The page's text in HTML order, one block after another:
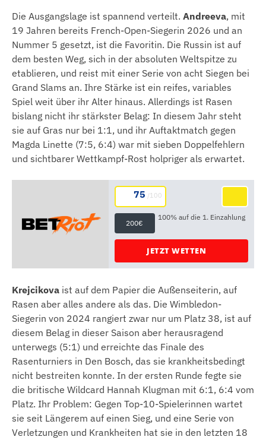
Die Ausgangslage ist spannend verteilt. Andreeva, mit
19 Jahren bereits French-Open-Siegerin 2026 und an
Nummer 5 gesetzt, ist die Favoritin. Die Russin ist auf
dem besten Weg, sich in der absoluten Weltspitze zu
etablieren, und reist mit einer Serie von acht Siegen bei
Grand Slams an. Ihre Stärke ist ein reifes, variables
Spiel weit über ihr Alter hinaus. Allerdings ist Rasen
bislang nicht ihr stärkster Belag: In diesem Jahr steht
sie auf Gras nur bei 1:1, und ihr Auftaktmatch gegen
Magda Linette (7:5, 6:4) war mit sieben Doppelfehlern
und sichtbarer Wettkampf-Rost holpriger als erwartet.
75 /100
200€
100% auf die 1. Einzahlung
JETZT WETTEN
Krejcikova ist auf dem Papier die Außenseiterin, auf
Rasen aber alles andere als das. Die Wimbledon-
Siegerin von 2024 rangiert zwar nur um Platz 38, ist auf
diesem Belag in dieser Saison aber herausragend
unterwegs (5:1) und erreichte das Finale des
Rasenturniers in Den Bosch, das sie krankheitsbedingt
nicht bestreiten konnte. In der ersten Runde fegte sie
die britische Wildcard Hannah Klugman mit 6:1, 6:4 vom
Platz. Ihr Problem: Gegen Top-10-Spielerinnen wartet
sie seit Längerem auf einen Sieg, und eine Serie von
Verletzungen und Krankheiten hat sie in den letzten 18